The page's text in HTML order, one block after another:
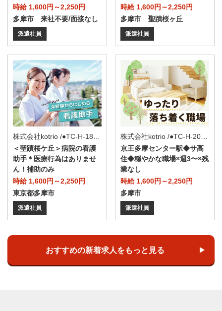
時給 1,600円～2,250円
多摩市 来社不要/面接なし
派遣社員
時給 1,600円～2,250円
多摩市 聖蹟桜ヶ丘
派遣社員
＜聖蹟桜ケ丘＞病院の看護
助手＊医療行為はありませ
ん！補助のみ
時給 1,600円～2,250円
東京都多摩市
派遣社員
京王多摩センター駅◆サ高
住◆穏やかな職場×週3〜×残
業なし
時給 1,600円～2,250円
多摩市
派遣社員
おすすめの新着求人をもっと見る